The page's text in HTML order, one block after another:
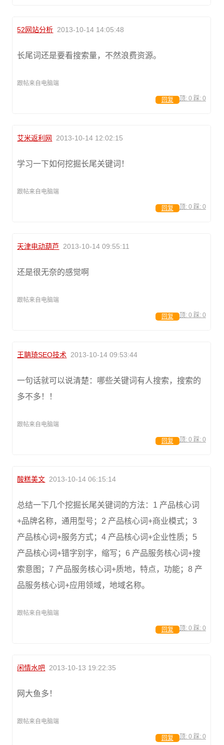
52网站分析 2013-10-14 14:05:48
长尾词还是要看搜索量，不然浪费资源。
跟帖来自电脑端
顶: 0 踩: 0
回复
艾米返利网 2013-10-14 12:02:15
学习一下如何挖掘长尾关键词！
跟帖来自电脑端
顶: 0 踩: 0
回复
天津电动葫芦 2013-10-14 09:55:11
还是很无奈的感觉啊
跟帖来自电脑端
顶: 0 踩: 0
回复
王聃琦SEO技术 2013-10-14 09:53:44
一句话就可以说清楚：哪些关键词有人搜索，搜索的
多不多！！
跟帖来自电脑端
顶: 0 踩: 0
回复
酸糕美文 2013-10-14 06:15:14
总结一下几个挖掘长尾关键词的方法：1 产品核心词
+品牌名称，通用型号；2 产品核心词+商业模式；3
产品核心词+服务方式；4 产品核心词+企业性质；5
产品核心词+错字别字，缩写；6 产品服务核心词+搜
索意图；7 产品服务核心词+质地，特点，功能；8 产
品服务核心词+应用领域，地域名称。
跟帖来自电脑端
顶: 0 踩: 0
回复
闲情水吧 2013-10-13 19:22:35
网大鱼多！
跟帖来自电脑端
顶: 0 踩: 0
回复